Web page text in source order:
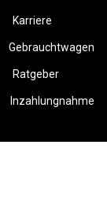
Karriere
Gebrauchtwagen
Ratgeber
Inzahlungnahme